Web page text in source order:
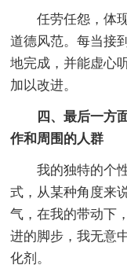
任劳任怨，体
道德风范。每当接
地完成，并能虚心
加以改进。
四、最后一方
作和周围的人群
我的独特的个
式，从某种角度来
气，在我的带动下
进的脚步，我无意
化剂。